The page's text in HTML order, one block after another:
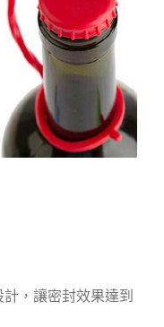
，讓密封效果達到